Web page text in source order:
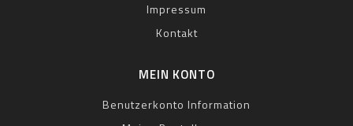
Impressum
Kontakt
MEIN KONTO
Benutzerkonto Information